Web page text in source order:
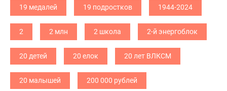
19 медалей 19 подростков 1944-2024
2 2 млн 2 школа 2-й энергоблок
20 детей 20 елок 20 лет ВЛКСМ
20 малышей 200 000 рублей